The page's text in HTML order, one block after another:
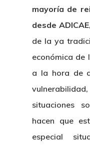
mayoría de
desde ADICAE
de la ya
económica de
a la hora de
situaciones
hacen que
especial